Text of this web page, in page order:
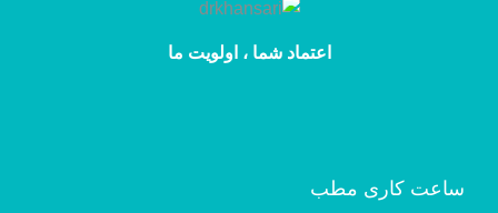
اعتماد شما ، اولویت ما
ساعت کاری مطب